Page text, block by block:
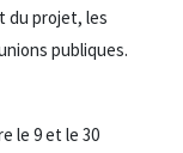
du projet, les
publiques.
le 9 et le 30